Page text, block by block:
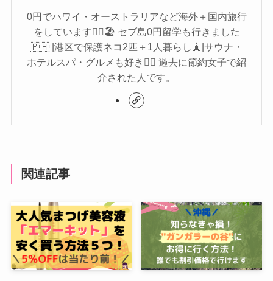
0円でハワイ・オーストラリアなど海外＋国内旅行
をしています🏄‍♀️🏖 セブ島0円留学も行きました
🇵🇭 |港区で保護ネコ2匹＋1人暮らし🗼|サウナ・
ホテルスパ・グルメも好き🧖‍♀️ 過去に節約女子で紹
介された人です。
関連記事